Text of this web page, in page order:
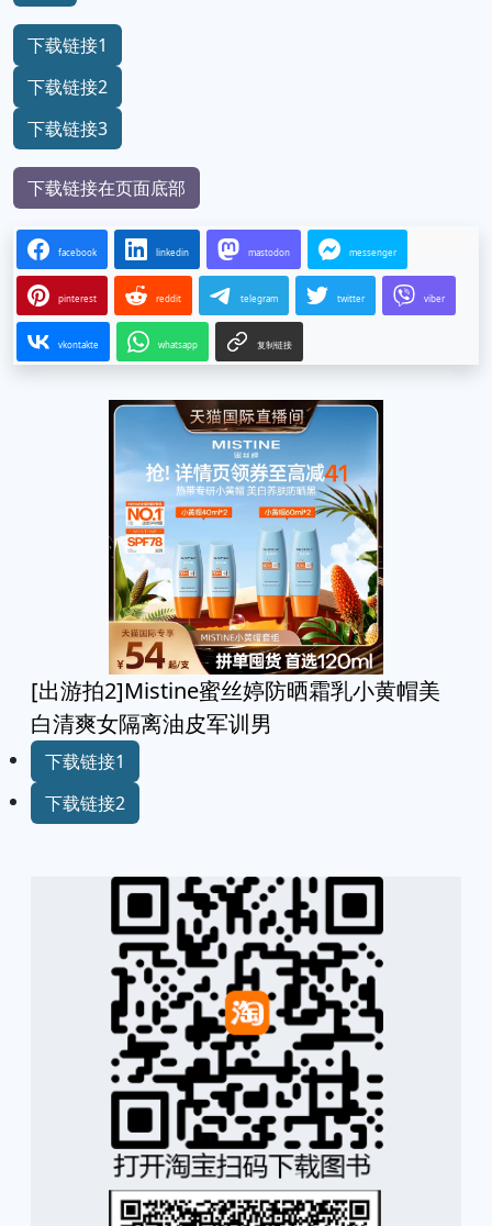
下载链接1
下载链接2
下载链接3
下载链接在页面底部
facebook linkedin mastodon messenger
pinterest reddit telegram twitter viber
vkontakte whatsapp 复制链接
[出游拍2]Mistine蜜丝婷防晒霜乳小黄帽美
白清爽女隔离油皮军训男
下载链接1
下载链接2